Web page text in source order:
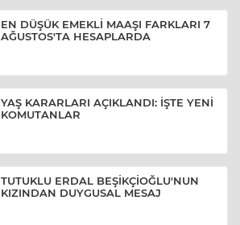
EN DÜŞÜK EMEKLİ MAAŞI FARKLARI 7
AĞUSTOS'TA HESAPLARDA
YAŞ KARARLARI AÇIKLANDI: İŞTE YENİ
KOMUTANLAR
TUTUKLU ERDAL BEŞİKÇİOĞLU'NUN
KIZINDAN DUYGUSAL MESAJ